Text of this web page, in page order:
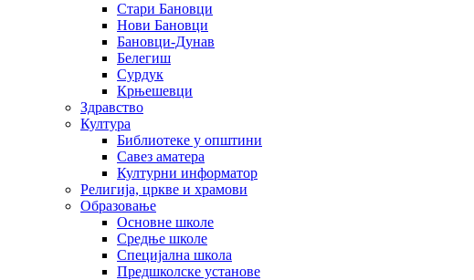
Стари Бановци
Нови Бановци
Бановци-Дунав
Белегиш
Сурдук
Крњешевци
Здравство
Култура
Библиотеке у општини
Савез аматера
Културни информатор
Религија, цркве и храмови
Образовање
Основне школе
Средње школе
Специјална школа
Предшколске установе